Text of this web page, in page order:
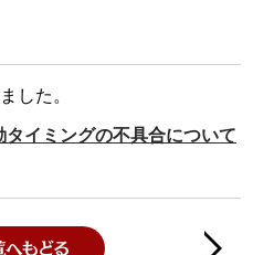
した。
イミングの不具合について